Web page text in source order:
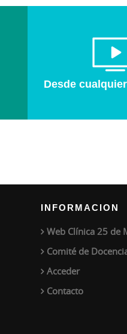
Desde
INFORMACION
Web Clínica 25 de
Comité de
Acceder
Contacto